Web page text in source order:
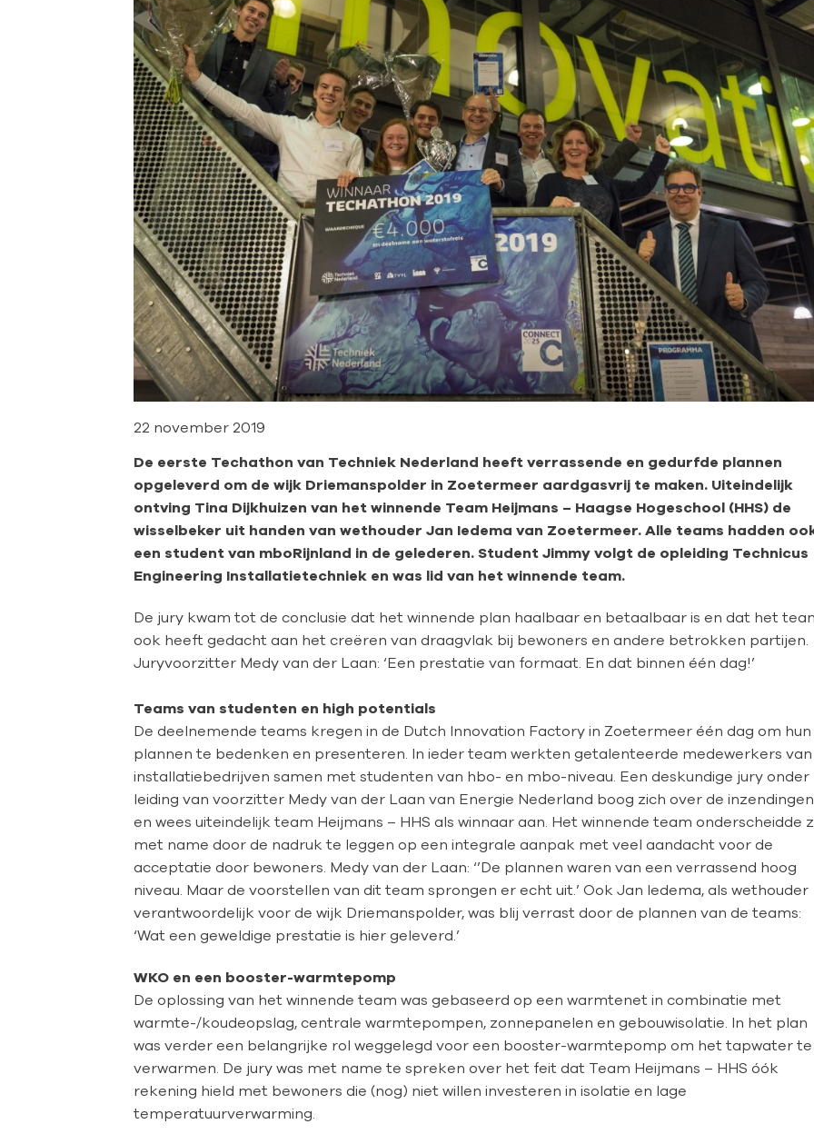
22 november 2019
De eerste Techathon van Techniek Nederland heeft verrassende en gedurfde plannen
opgeleverd om de wijk Driemanspolder in Zoetermeer aardgasvrij te maken. Uiteindelijk
ontving Tina Dijkhuizen van het winnende Team Heijmans – Haagse Hogeschool (HHS) de
wisselbeker uit handen van wethouder Jan Iedema van Zoetermeer. Alle teams hadden
een student van mboRijnland in de gelederen. Student Jimmy volgt de opleiding Technicus
Engineering Installatietechniek en was lid van het winnende team.
De jury kwam tot de conclusie dat het winnende plan haalbaar en betaalbaar is en dat het
ook heeft gedacht aan het creëren van draagvlak bij bewoners en andere betrokken partijen.
Juryvoorzitter Medy van der Laan: ‘Een prestatie van formaat. En dat binnen één dag!’
Teams van studenten en high potentials
De deelnemende teams kregen in de Dutch Innovation Factory in Zoetermeer één dag om hun
plannen te bedenken en presenteren. In ieder team werkten getalenteerde medewerkers van
installatiebedrijven samen met studenten van hbo- en mbo-niveau. Een deskundige jury onder
leiding van voorzitter Medy van der Laan van Energie Nederland boog zich over de inzendingen
en wees uiteindelijk team Heijmans – HHS als winnaar aan. Het winnende team onderscheidde
met name door de nadruk te leggen op een integrale aanpak met veel aandacht voor de
acceptatie door bewoners. Medy van der Laan: ‘’De plannen waren van een verrassend hoog
niveau. Maar de voorstellen van dit team sprongen er echt uit.’ Ook Jan Iedema, als wethouder
verantwoordelijk voor de wijk Driemanspolder, was blij verrast door de plannen van de teams:
‘Wat een geweldige prestatie is hier geleverd.’
WKO en een booster-warmtepomp
De oplossing van het winnende team was gebaseerd op een warmtenet in combinatie met
warmte-/koudeopslag, centrale warmtepompen, zonnepanelen en gebouwisolatie. In het plan
was verder een belangrijke rol weggelegd voor een booster-warmtepomp om het tapwater te
verwarmen. De jury was met name te spreken over het feit dat Team Heijmans – HHS óók
rekening hield met bewoners die (nog) niet willen investeren in isolatie en lage
temperatuurverwarming.